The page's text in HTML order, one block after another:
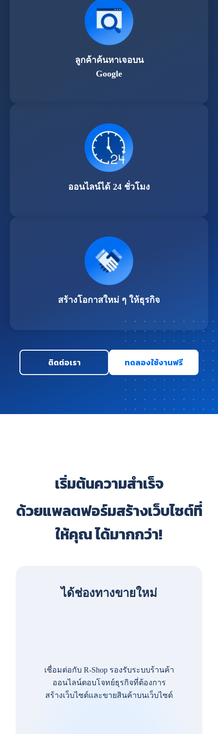
ลูกค้าค้นหาเจอบน
Google
ออนไลน์ได้ 24 ชั่วโมง
สร้างโอกาสใหม่ ๆ ให้ธุรกิจ
ติดต่อเรา ทดลองใช้งานฟรี
เริ่มต้นความสำเร็จ
ด้วยแพลตฟอร์มสร้างเว็บไซต์ที่
ให้คุณ ได้มากกว่า!
ได้ช่องทางขายใหม่
เชื่อมต่อกับ R-Shop รองรับระบบร้านค้า
ออนไลน์ตอบโจทย์ธุรกิจที่ต้องการ
สร้างเว็บไซต์และขายสินค้าบนเว็บไซต์